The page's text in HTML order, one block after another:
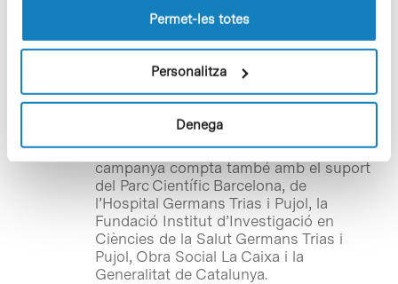
Permet-les totes
Personalitza
Denega
donar a conèixer entre la comunitat
universitària aquesta malaltia, segona
causa d’invalidesa entre els adults joves
després dels accidents de tràfic. Les
Universitats participants són: la
Universitat Autònoma de Barcelona, la
Universitat Politècnica de Catalunya i la
Universitat de Barcelona. Aquesta
campanya compta també amb el suport
del Parc Científic Barcelona, de
l’Hospital Germans Trias i Pujol, la
Fundació Institut d’Investigació en
Ciències de la Salut Germans Trias i
Pujol, Obra Social La Caixa i la
Generalitat de Catalunya.